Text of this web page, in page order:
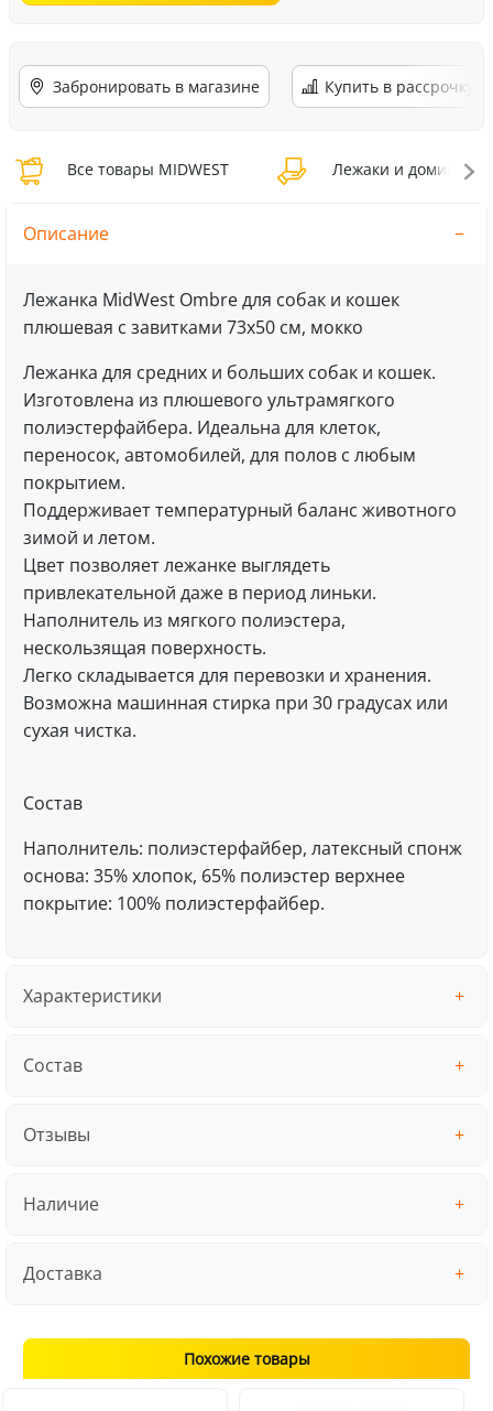
Забронировать в магазине Купить в рассрочку
Все товары MIDWEST Лежаки и домики
Описание
Лежанка MidWest Ombre для собак и кошек
плюшевая с завитками 73х50 см, мокко
Лежанка для средних и больших собак и кошек.
Изготовлена из плюшевого ультрамягкого
полиэстерфайбера. Идеальна для клеток,
переносок, автомобилей, для полов с любым
покрытием.
Поддерживает температурный баланс животного
зимой и летом.
Цвет позволяет лежанке выглядеть
привлекательной даже в период линьки.
Наполнитель из мягкого полиэстера,
нескользящая поверхность.
Легко складывается для перевозки и хранения.
Возможна машинная стирка при 30 градусах или
сухая чистка.
Состав
Наполнитель: полиэстерфайбер, латексный спонж
основа: 35% хлопок, 65% полиэстер верхнее
покрытие: 100% полиэстерфайбер.
Характеристики
Состав
Отзывы
Наличие
Доставка
Похожие товары